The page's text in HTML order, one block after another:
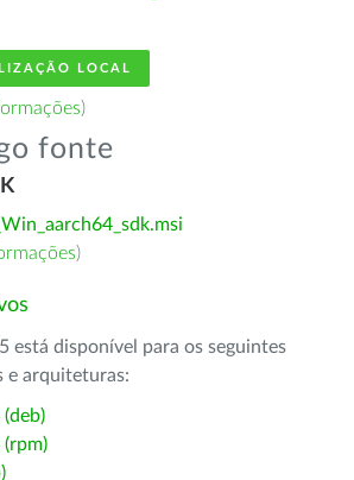
LOCAL
)
fonte
)
está disponível para os seguintes
e arquiteturas:
(rpm)